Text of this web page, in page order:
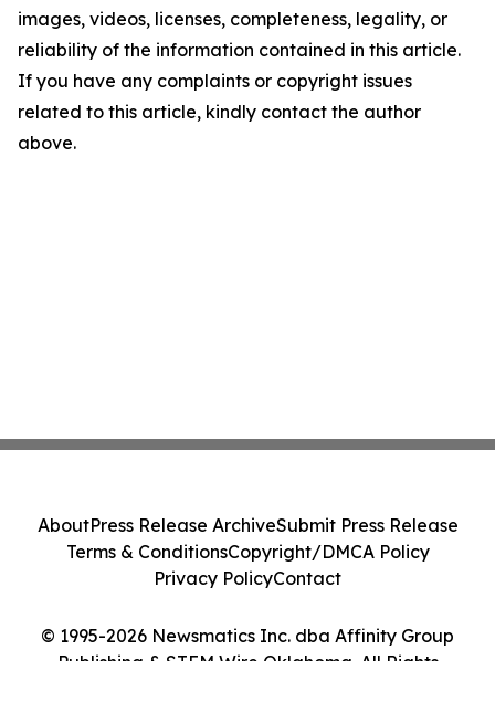
images, videos, licenses, completeness, legality, or
reliability of the information contained in this article.
If you have any complaints or copyright issues
related to this article, kindly contact the author
above.
© 1995-2026 Newsmatics Inc. dba Affinity Group
Publishing & STEM Wire Oklahoma. All Rights
AboutPress Release ArchiveSubmit Press Release
Terms & ConditionsCopyright/DMCA Policy
Privacy PolicyContact